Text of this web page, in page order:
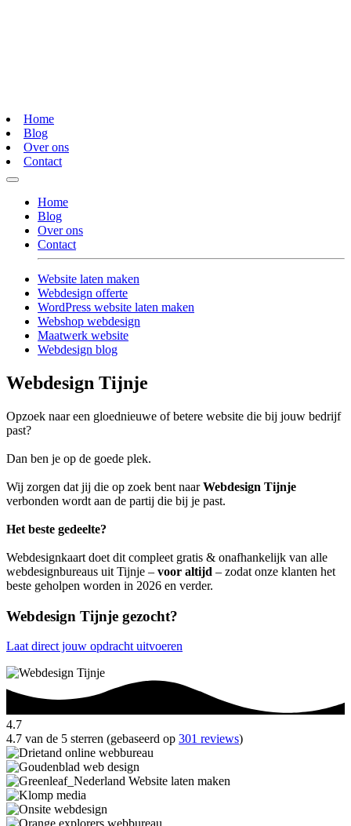
Home
Blog
Over ons
Contact
Home
Blog
Over ons
Contact
Website laten maken
Webdesign offerte
WordPress website laten maken
Webshop webdesign
Maatwerk website
Webdesign blog
Webdesign Tijnje
Opzoek naar een gloednieuwe of betere website die bij jouw bedrijf
past?
Dan ben je op de goede plek.
Wij zorgen dat jij die op zoek bent naarWebdesign Tijnje
verbonden wordt aan de partij die bij je past.
Het beste gedeelte?
Webdesignkaart doet dit compleet gratis & onafhankelijk van alle
webdesignbureaus uit Tijnje – voor altijd – zodat onze klanten het
beste geholpen worden in 2026 en verder.
Webdesign Tijnje gezocht?
Laat direct jouw opdracht uitvoeren
4.7
4.7 van de 5 sterren (gebaseerd op 301 reviews)